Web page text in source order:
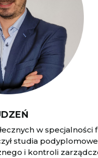
w specjalności
studia
i kontroli